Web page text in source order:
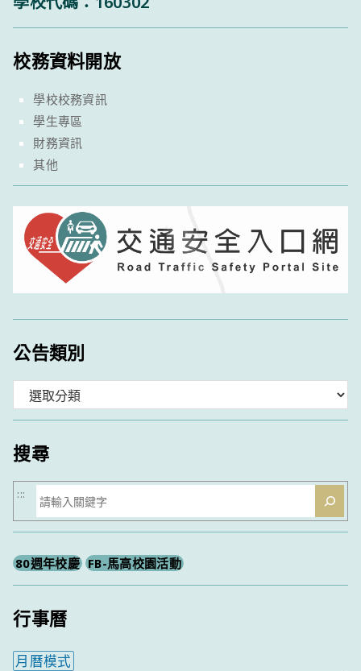
校務資料開放
學校校務資訊
學生專區
財務資訊
其他
公告類別
類
搜尋
搜
尋
:::
80週年校慶 FB-馬高校園活動
行事曆
月曆模式